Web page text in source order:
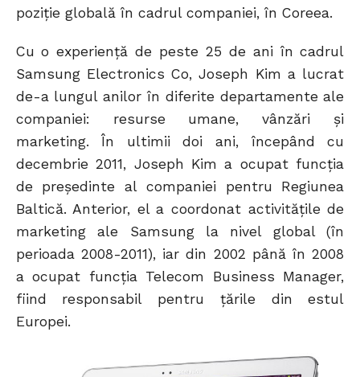
poziție globală în cadrul companiei, în Coreea.
Cu o experiență de peste 25 de ani în cadrul
Samsung Electronics Co, Joseph Kim a lucrat
de-a lungul anilor în diferite departamente ale
companiei: resurse umane, vânzări și
marketing. În ultimii doi ani, începând cu
decembrie 2011, Joseph Kim a ocupat funcția
de președinte al companiei pentru Regiunea
Baltică. Anterior, el a coordonat activitățile de
marketing ale Samsung la nivel global (în
perioada 2008-2011), iar din 2002 până în 2008
a ocupat funcția Telecom Business Manager,
fiind responsabil pentru țările din estul
Europei.